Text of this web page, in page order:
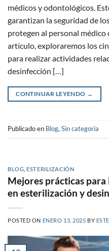
médicos y odontológicos.
garantizan la seguridad de
protegen al personal médico
artículo, exploraremos los
para realizar actividades
desinfección […]
CONTINUAR LEYENDO →
Publicado en Blog,Sin categoría
BLOG ,ESTERILIZACIÓN
Mejores prácticas
en esterilización y
POSTED ON ENERO 13, 2025 BY